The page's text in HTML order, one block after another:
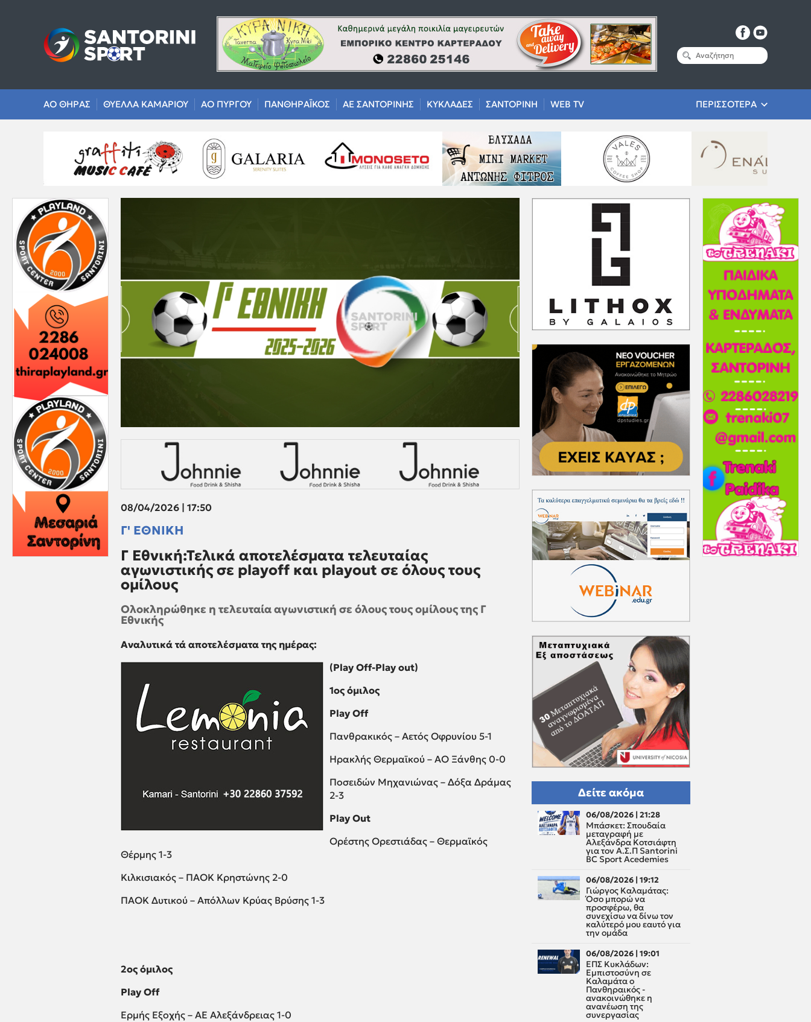
ΑΟ ΘΗΡΑΣ ΘΥΕΛΛΑ ΚΑΜΑΡΙΟΥ ΑΟ ΠΥΡΓΟΥ ΠΑΝΘΗΡΑΪΚΟΣ ΑΕ ΣΑΝΤΟΡΙΝΗΣ ΚΥΚΛΑΔΕΣ ΣΑΝΤΟΡΙΝΗ WEB TV ΠΕΡΙΣΣΟΤΕΡΑ
08/04/2026 | 17:50
Γ' ΕΘΝΙΚΗ
Γ Εθνική:Τελικά αποτελέσματα τελευταίας
αγωνιστικής σε playoff και playout σε όλους τους
ομίλους
Ολοκληρώθηκε η τελευταία αγωνιστική σε όλους τους ομίλους της Γ
Εθνικής
Αναλυτικά τά αποτελέσματα της ημέρας:
(Play Off-Play out)
1ος όμιλος
Play Off
Πανθρακικός – Αετός Οφρυνίου 5-1
Ηρακλής Θερμαϊκού – ΑΟ Ξάνθης 0-0
Ποσειδών Μηχανιώνας – Δόξα Δράμας
2-3
Play Out
Ορέστης Ορεστιάδας – Θερμαϊκός
Θέρμης 1-3
Κιλκισιακός – ΠΑΟΚ Κρηστώνης 2-0
ΠΑΟΚ Δυτικού – Απόλλων Κρύας Βρύσης 1-3
2ος όμιλος
Play Off
Ερμής Εξοχής – ΑΕ Αλεξάνδρειας 1-0
Δείτε ακόμα
06/08/2026 | 21:28
Μπάσκετ: Σπουδαία
μεταγραφή με
Αλεξάνδρα Κοτσιάφτη
για τον A.Σ.Π Santorini
BC Sport Acedemies
06/08/2026 | 19:12
Γιώργος Καλαμάτας:
Όσο μπορώ να
προσφέρω, θα
συνεχίσω να δίνω τον
καλύτερό μου εαυτό για
την ομάδα
06/08/2026 | 19:01
ΕΠΣ Κυκλάδων:
Εμπιστοσύνη σε
Καλαμάτα ο
Πανθηραικός -
ανακοινώθηκε η
ανανέωση της
συνεργασίας